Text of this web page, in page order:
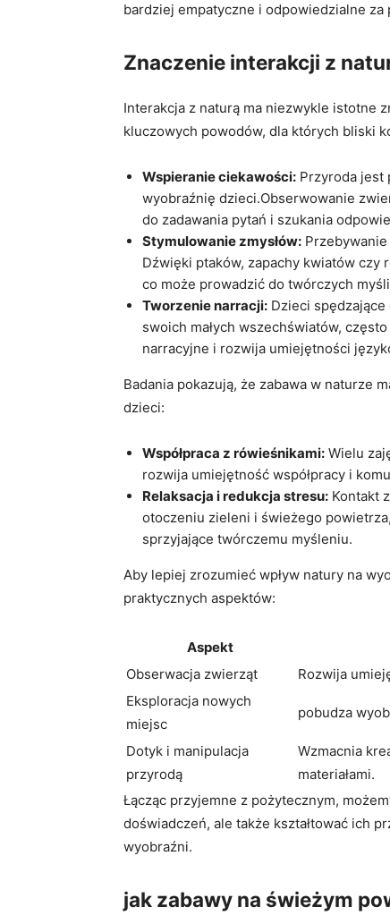
bardziej empatyczne i odpowiedzialne za
Znaczenie interakcji z
Interakcja z naturą ma niezwykle istotne
kluczowych powodów, dla których bliski
Wspieranie ciekawości: Przyroda jest
wyobraźnię dzieci.Obserwowanie
do zadawania pytań i szukania
Stymulowanie zmysłów:
Dźwięki ptaków, zapachy kwiatów czy
co może prowadzić do twórczych
Tworzenie narracji: Dzieci
swoich małych wszechświatów,
narracyjne i rozwija umiejętności
Badania pokazują, że zabawa w naturze
dzieci:
Współpraca z rówieśnikami: Wielu
rozwija umiejętność współpracy i
Relaksacja i redukcja stresu: Kontakt
otoczeniu zieleni i świeżego
sprzyjające twórczemu myśleniu.
Aby lepiej zrozumieć wpływ natury na
praktycznych aspektów:
Aspekt
Obserwacja zwierząt
Rozwija
Eksploracja nowych
miejsc
pobudza
Dotyk i manipulacja
przyrodą
Wzmacnia
materiałami.
Łącząc przyjemne z pożytecznym,
doświadczeń, ale także kształtować ich
wyobraźni.
jak zabawy na świeżym